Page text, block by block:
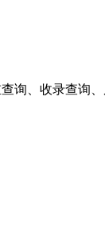
询、收录查询